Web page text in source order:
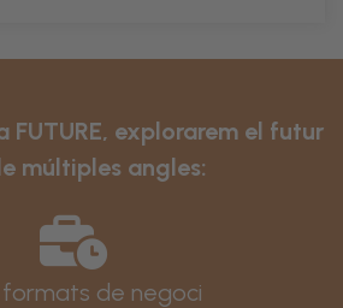
explorarem el futur
múltiples angles:
formats de negoci